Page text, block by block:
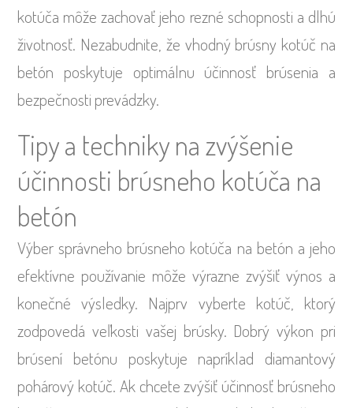
kotúča môže zachovať jeho rezné schopnosti a dlhú
životnosť. Nezabudnite, že vhodný brúsny kotúč na
betón poskytuje optimálnu účinnosť brúsenia a
bezpečnosti prevádzky.
Tipy a techniky na zvýšenie
účinnosti brúsneho kotúča na
betón
Výber správneho brúsneho kotúča na betón a jeho
efektívne používanie môže výrazne zvýšiť výnos a
konečné výsledky. Najprv vyberte kotúč, ktorý
zodpovedá veľkosti vašej brúsky. Dobrý výkon pri
brúsení betónu poskytuje napríklad diamantový
pohárový kotúč. Ak chcete zvýšiť účinnosť brúsneho